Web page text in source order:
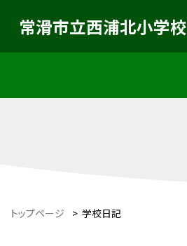
常滑市立西浦北小学校
トップページ > 学校日記